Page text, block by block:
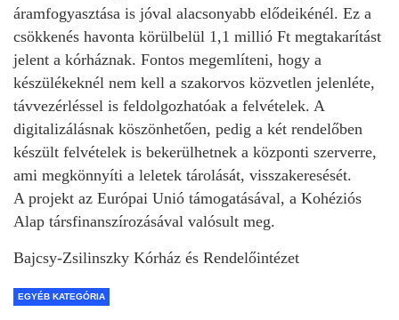
áramfogyasztása is jóval alacsonyabb elődeikénél. Ez a
csökkenés havonta körülbelül 1,1 millió Ft megtakarítást
jelent a kórháznak. Fontos megemlíteni, hogy a
készülékeknél nem kell a szakorvos közvetlen jelenléte,
távvezérléssel is feldolgozhatóak a felvételek. A
digitalizálásnak köszönhetően, pedig a két rendelőben
készült felvételek is bekerülhetnek a központi szerverre,
ami megkönnyíti a leletek tárolását, visszakeresését.
A projekt az Európai Unió támogatásával, a Kohéziós
Alap társfinanszírozásával valósult meg.
Bajcsy-Zsilinszky Kórház és Rendelőintézet
EGYÉB KATEGÓRIA